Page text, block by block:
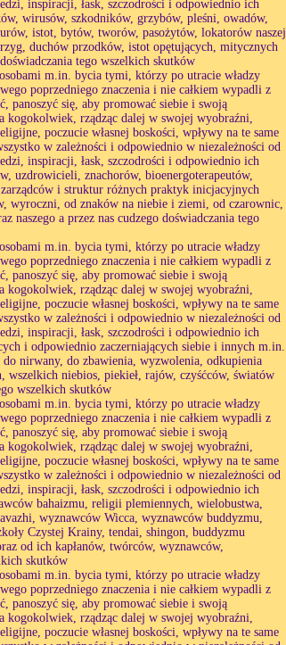
inspiracji, łask, szczodrości i odpowiednio ich
wirusów, szkodników, grzybów, pleśni, owadów,
istot, bytów, tworów, pasożytów, lokatorów naszej
duchów przodków, istot opętujących, mitycznych
tego wszelkich skutków
m.in. bycia tymi, którzy po utracie władzy
poprzedniego znaczenia i nie całkiem wypadli z
panoszyć się, aby promować siebie i swoją
kogokolwiek, rządząc dalej w swojej wyobraźni,
poczucie własnej boskości, wpływy na te same
w zależności i odpowiednio w niezależności od
inspiracji, łask, szczodrości i odpowiednio ich
uzdrowicieli, znachorów, bioenergoterapeutów,
i struktur różnych praktyk inicjacyjnych
wyroczni, od znaków na niebie i ziemi, od czarownic,
a przez nas cudzego doświadczania tego
m.in. bycia tymi, którzy po utracie władzy
poprzedniego znaczenia i nie całkiem wypadli z
panoszyć się, aby promować siebie i swoją
kogokolwiek, rządząc dalej w swojej wyobraźni,
poczucie własnej boskości, wpływy na te same
w zależności i odpowiednio w niezależności od
inspiracji, łask, szczodrości i odpowiednio ich
i odpowiednio zaczerniających siebie i innych m.in.
nirwany, do zbawienia, wyzwolenia, odkupienia
niebios, piekieł, rajów, czyśćców, światów
wszelkich skutków
m.in. bycia tymi, którzy po utracie władzy
poprzedniego znaczenia i nie całkiem wypadli z
panoszyć się, aby promować siebie i swoją
kogokolwiek, rządząc dalej w swojej wyobraźni,
poczucie własnej boskości, wpływy na te same
w zależności i odpowiednio w niezależności od
inspiracji, łask, szczodrości i odpowiednio ich
bahaizmu, religii plemiennych, wielobustwa,
wyznawców Wicca, wyznawców buddyzmu,
Czystej Krainy, tendai, shingon, buddyzmu
od ich kapłanów, twórców, wyznawców,
skutków
m.in. bycia tymi, którzy po utracie władzy
poprzedniego znaczenia i nie całkiem wypadli z
panoszyć się, aby promować siebie i swoją
kogokolwiek, rządząc dalej w swojej wyobraźni,
poczucie własnej boskości, wpływy na te same